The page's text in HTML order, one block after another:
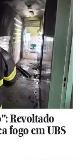
Revoltado
fogo em UBS